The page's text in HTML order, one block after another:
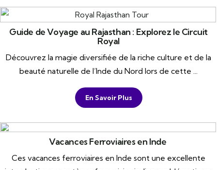
Guide de Voyage au Rajasthan : Explorez le Circuit
Royal
Découvrez la magie diversifiée de la riche culture et de la
beauté naturelle de l’Inde du Nord lors de cette ...
En Savoir Plus
Vacances Ferroviaires en Inde
Ces vacances ferroviaires en Inde sont une excellente